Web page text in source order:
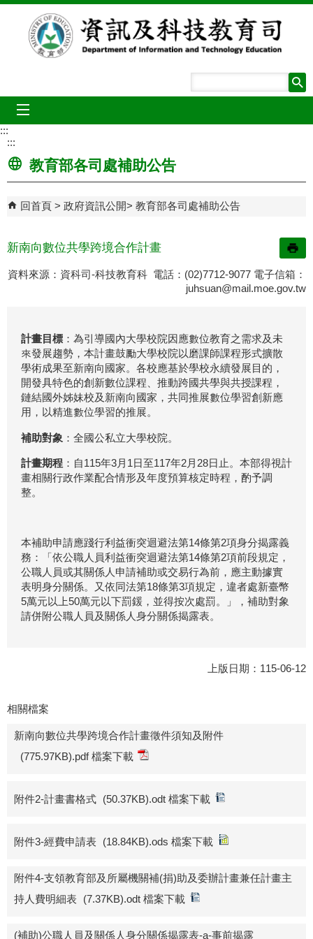
跳到主要內容區塊
:::
:::
教育部各司處補助公告
回首頁 政府資訊公開 教育部各司處補助公告
新南向數位共學跨境合作計畫
資料來源：資科司-科技教育科 電話：(02)7712-9077 電子信箱：
juhsuan@mail.moe.gov.tw
計畫目標 ：為引導國內大學校院因應數位教育之需求及未
來發展趨勢，本計畫鼓勵大學校院以磨課師課程形式擴散
學術成果至新南向國家。各校應基於學校永續發展目的，
開發具特色的創新數位課程、推動跨國共學與共授課程，
鏈結國外姊妹校及新南向國家，共同推展數位學習創新應
用，以精進數位學習的推展。
補助對象 ：全國公私立大學校院。
計畫期程 ：自115年3月1日至117年2月28日止。本部得視計
畫相關行政作業配合情形及年度預算核定時程，酌予調
整。
本補助申請應踐行利益衝突迴避法第14條第2項身分揭露義
務：「依公職人員利益衝突迴避法第14條第2項前段規定，
公職人員或其關係人申請補助或交易行為前，應主動據實
表明身分關係。又依同法第18條第3項規定，違者處新臺幣
5萬元以上50萬元以下罰鍰，並得按次處罰。」，補助對象
請併附公職人員及關係人身分關係揭露表。
上版日期：115-06-12
相關檔案
新南向數位共學跨境合作計畫徵件須知及附件
(775.97KB).pdf 檔案下載
附件2-計畫書格式 (50.37KB).odt 檔案下載
附件3-經費申請表 (18.84KB).ods 檔案下載
附件4-支領教育部及所屬機關補(捐)助及委辦計畫兼任計畫主
持人費明細表 (7.37KB).odt 檔案下載
(補助)公職人員及關係人身分關係揭露表-a-事前揭露